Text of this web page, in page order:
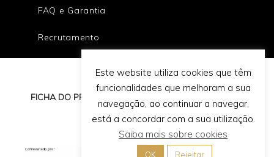
FAQ e Garantia
Recrutamento
FICHA DO PROJETO
Este website utiliza cookies que têm
funcionalidades que melhoram a sua
navegação, ao continuar a navegar,
está a concordar com a sua utilização.
Saiba mais sobre cookies
OK Rejeitar